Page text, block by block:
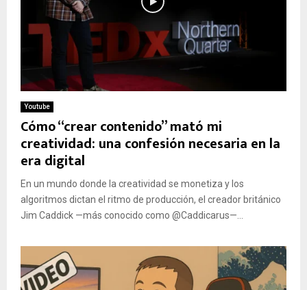
Youtube
Cómo “crear contenido” mató mi
creatividad: una confesión necesaria en la
era digital
En un mundo donde la creatividad se monetiza y los
algoritmos dictan el ritmo de producción, el creador británico
Jim Caddick —más conocido como @Caddicarus—...